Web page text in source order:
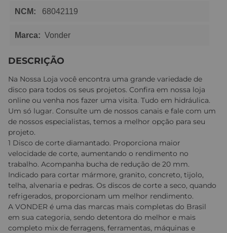
NCM: 68042119
Marca: Vonder
DESCRIÇÃO
Na Nossa Loja você encontra uma grande variedade de
disco para todos os seus projetos. Confira em nossa loja
online ou venha nos fazer uma visita. Tudo em hidráulica.
Um só lugar. Consulte um de nossos canais e fale com um
de nossos especialistas, temos a melhor opção para seu
projeto.
1 Disco de corte diamantado. Proporciona maior
velocidade de corte, aumentando o rendimento no
trabalho. Acompanha bucha de redução de 20 mm.
Indicado para cortar mármore, granito, concreto, tijolo,
telha, alvenaria e pedras. Os discos de corte a seco, quando
refrigerados, proporcionam um melhor rendimento.
A VONDER é uma das marcas mais completas do Brasil
em sua categoria, sendo detentora do melhor e mais
completo mix de ferragens, ferramentas, máquinas e